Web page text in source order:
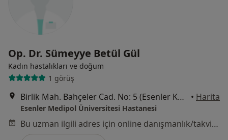
Op. Dr. Sümeyye Betül Gül
Kadın hastalıkları ve doğum
1 görüş
Birlik Mah. Bahçeler Cad. No: 5 (Esenler Kültür Merkezi Karşısı), Esenler • Harita
Esenler Medipol Üniversitesi Hastanesi
Bu uzman ilgili adres için online danışmanlık/takvim sunmuyor.